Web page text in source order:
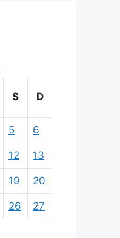
S D
5 6
12 13
19 20
26 27